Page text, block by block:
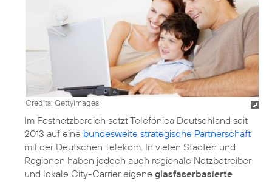
Credits: Gettyimages
Im Festnetzbereich setzt Telefónica Deutschland seit
2013 auf eine bundesweite strategische Partnerschaft
mit der Deutschen Telekom. In vielen Städten und
Regionen haben jedoch auch regionale Netzbetreiber
und lokale City-Carrier eigene glasfaserbasierte